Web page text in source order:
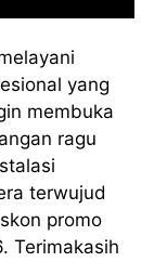
yang
membuka
ragu
terwujud
promo
Terimakasih